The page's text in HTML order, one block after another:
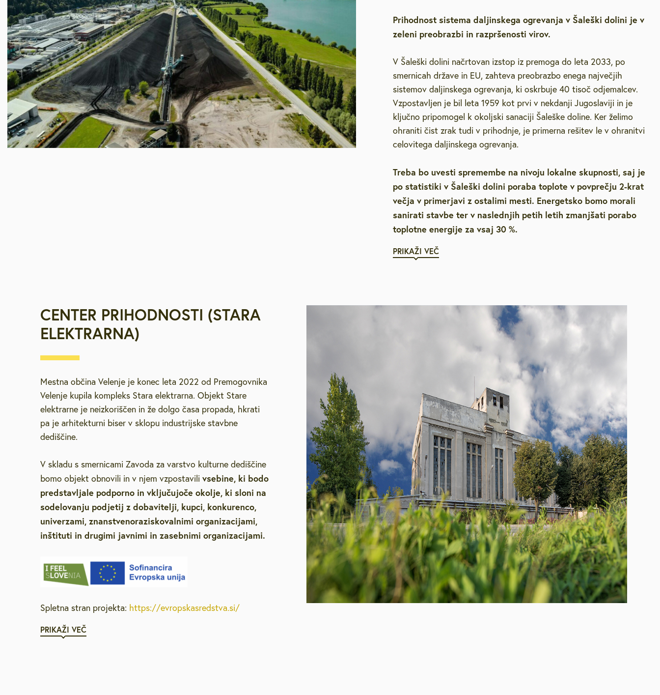
Prihodnost sistema daljinskega ogrevanja v Šaleški dolini je v
zeleni preobrazbi in razpršenosti virov.
V Šaleški dolini načrtovan izstop iz premoga do leta 2033, po
smernicah države in EU, zahteva preobrazbo enega največjih
sistemov daljinskega ogrevanja, ki oskrbuje 40 tisoč odjemalcev.
Vzpostavljen je bil leta 1959 kot prvi v nekdanji Jugoslaviji in je
ključno pripomogel k okoljski sanaciji Šaleške doline. Ker želimo
ohraniti čist zrak tudi v prihodnje, je primerna rešitev le v ohranitvi
celovitega daljinskega ogrevanja.
Treba bo uvesti spremembe na nivoju lokalne skupnosti, saj je
po statistiki v Šaleški dolini poraba toplote v povprečju 2-krat
večja v primerjavi z ostalimi mesti. Energetsko bomo morali
sanirati stavbe ter v naslednjih petih letih zmanjšati porabo
toplotne energije za vsaj 30 %.
PRIKAŽI VEČ
CENTER PRIHODNOSTI (STARA
ELEKTRARNA)
Mestna občina Velenje je konec leta 2022 od Premogovnika
Velenje kupila kompleks Stara elektrarna. Objekt Stare
elektrarne je neizkoriščen in že dolgo časa propada, hkrati
pa je arhitekturni biser v sklopu industrijske stavbne
dediščine.
V skladu s smernicami Zavoda za varstvo kulturne dediščine
bomo objekt obnovili in v njem vzpostavili vsebine, ki bodo
predstavljale podporno in vključujoče okolje, ki sloni na
sodelovanju podjetij z dobavitelji, kupci, konkurenco,
univerzami, znanstvenoraziskovalnimi organizacijami,
inštituti in drugimi javnimi in zasebnimi organizacijami.
Spletna stran projekta: https://evropskasredstva.si/
PRIKAŽI VEČ